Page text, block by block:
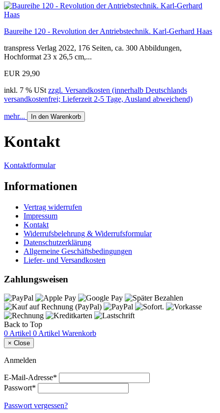
Baureihe 120 - Revolution der Antriebstechnik. Karl-Gerhard Haas
transpress Verlag 2022, 176 Seiten, ca. 300 Abbildungen,
Hochformat 23 x 26,5 cm,...
EUR 29,90
inkl. 7 % USt zzgl. Versandkosten (innerhalb Deutschlands
versandkostenfrei; Lieferzeit 2-5 Tage, Ausland abweichend)
mehr... In den Warenkorb
Kontakt
Kontaktformular
Informationen
Vertrag widerrufen
Impressum
Kontakt
Widerrufsbelehrung & Widerrufsformular
Datenschutzerklärung
Allgemeine Geschäftsbedingungen
Liefer- und Versandkosten
Zahlungsweisen
Back to Top
0 Artikel 0 Artikel Warenkorb
× Close
Anmelden
E-Mail-Adresse*
Passwort*
Passwort vergessen?